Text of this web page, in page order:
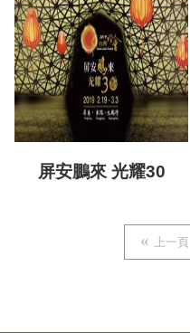
屏安鵬來 光耀30
上一頁